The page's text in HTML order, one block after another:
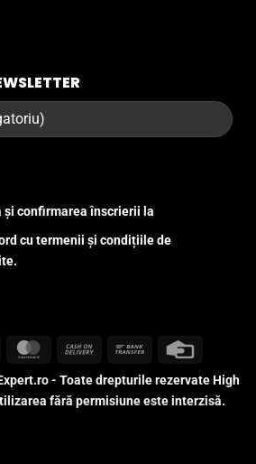
și confirmarea înscrierii la
cu termenii și condițiile de
MasterCardCash
Delivery
Bank
- Toate drepturile rezervate High
fără permisiune este interzisă.